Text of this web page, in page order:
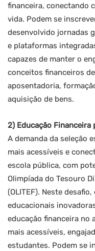
financeira, conectando
vida. Podem se
desenvolvido jornadas
e plataformas
capazes de manter o
conceitos financeiros
aposentadoria,
aquisição de bens.
2) Educação Financeira
A demanda da seleção
mais acessíveis e
escola pública, com
Olimpíada do Tesouro
(OLITEF). Neste
educacionais
educação financeira no
mais acessíveis,
estudantes. Podem se